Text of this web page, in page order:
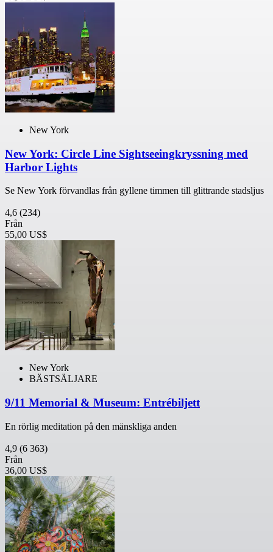
New York
New York: Circle Line Sightseeingkryssning med
Harbor Lights
Se New York förvandlas från gyllene timmen till glittrande stadsljus
4,6 (234)
Från
55,00 US$
New York
BÄSTSÄLJARE
9/11 Memorial & Museum: Entrébiljett
En rörlig meditation på den mänskliga anden
4,9 (6 363)
Från
36,00 US$